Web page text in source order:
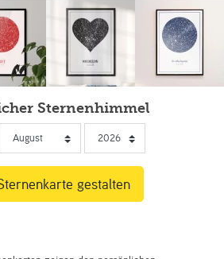
Sternenhimmel